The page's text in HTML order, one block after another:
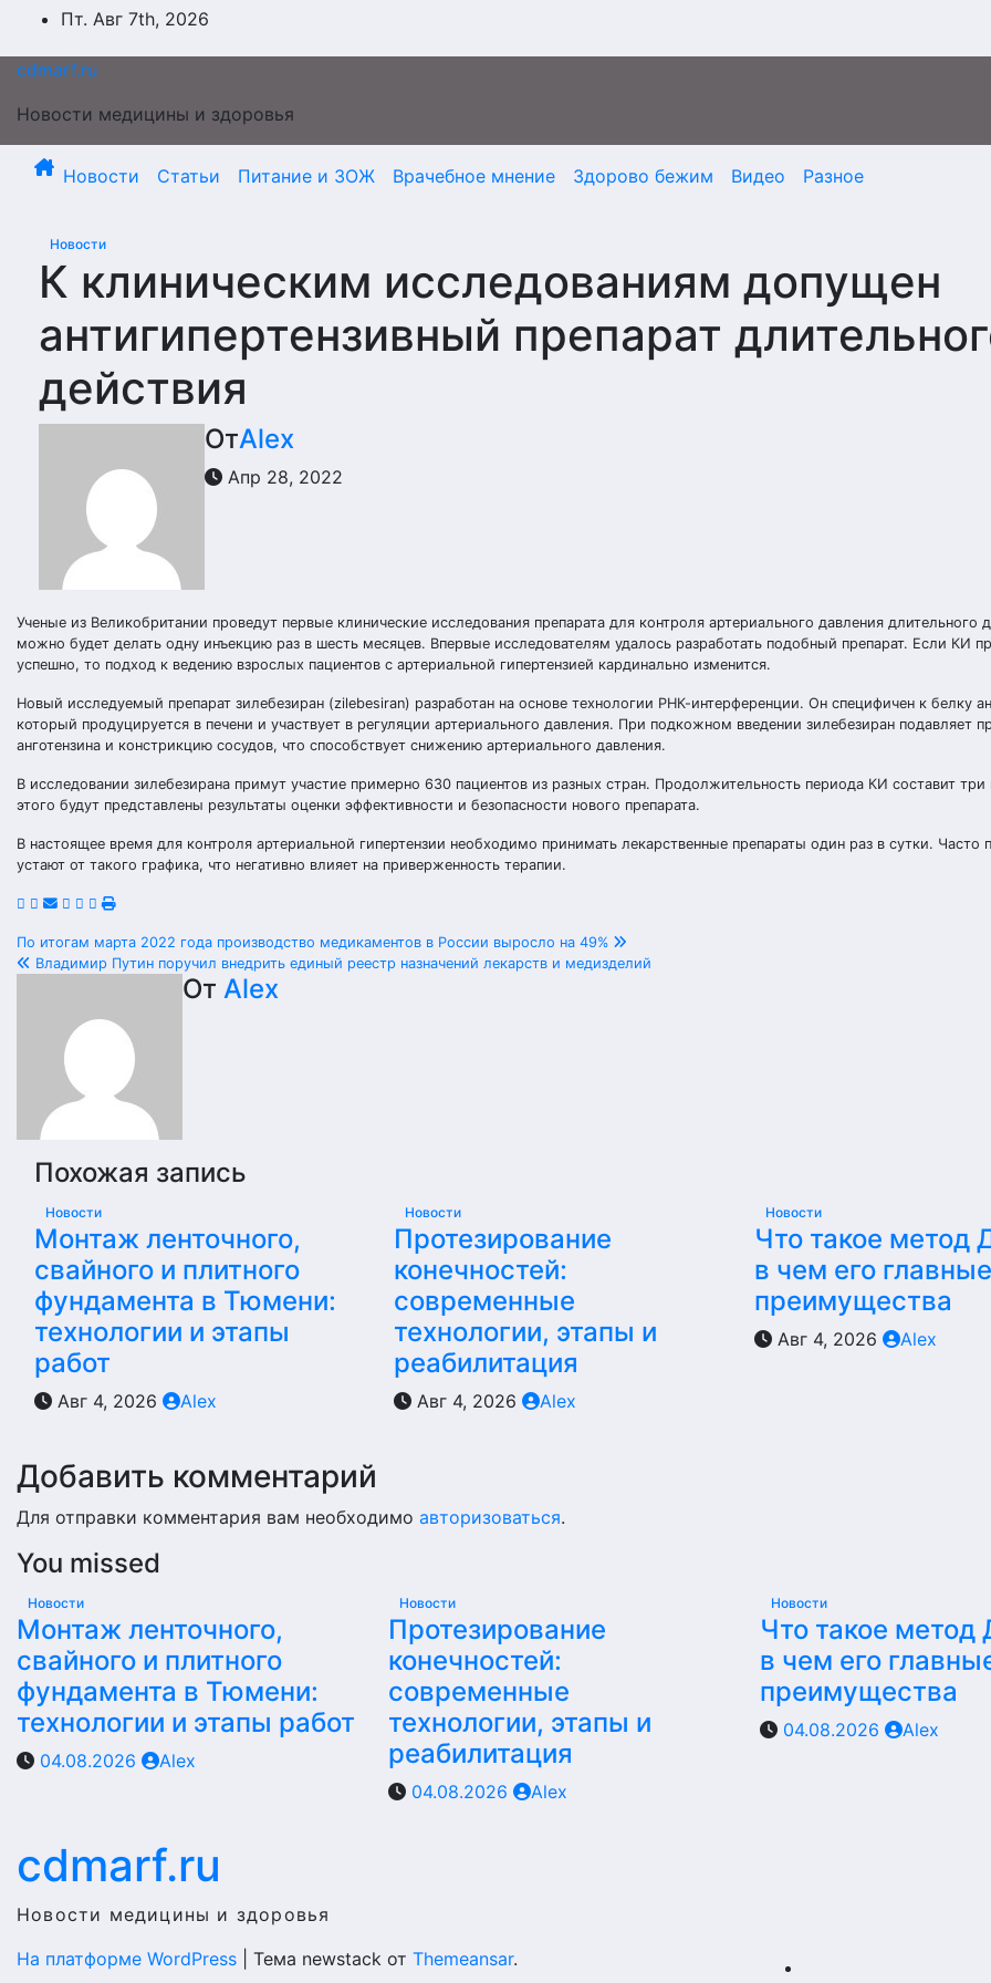
Перейти
содержимому
Пт. Авг 7th, 2026
cdmarf.ru
Новости медицины и здоровья
Новости Статьи Питание и ЗОЖ Врачебное мнение Здорово бежим Видео Разное
Новости
К клиническим исследованиям допущен
антигипертензивный препарат
действия
ОтAlex
Апр 28, 2022
Ученые из Великобритании проведут первые клинические исследования препарата для контроля артериального давления длительного
можно будет делать одну инъекцию раз в шесть месяцев. Впервые исследователям удалось разработать подобный препарат. Если КИ
успешно, то подход к ведению взрослых пациентов с артериальной гипертензией кардинально изменится.
Новый исследуемый препарат зилебезиран (zilebesiran) разработан на основе технологии РНК-интерференции. Он специфичен к белку
который продуцируется в печени и участвует в регуляции артериального давления. При подкожном введении зилебезиран подавляет
анготензина и констрикцию сосудов, что способствует снижению артериального давления.
В исследовании зилебезирана примут участие примерно 630 пациентов из разных стран. Продолжительность периода КИ составит три
этого будут представлены результаты оценки эффективности и безопасности нового препарата.
В настоящее время для контроля артериальной гипертензии необходимо принимать лекарственные препараты один раз в сутки. Часто
устают от такого графика, что негативно влияет на приверженность терапии.
Навигация
записям
По итогам марта 2022 года производство медикаментов в России выросло на 49%
Владимир Путин поручил внедрить единый реестр назначений лекарств и медизделий
От Alex
Похожая запись
Новости
Монтаж ленточного,
свайного и плитного
фундамента в Тюмени:
технологии и этапы
работ
Авг 4, 2026 Alex
Новости
Протезирование
конечностей:
современные
технологии, этапы и
реабилитация
Авг 4, 2026 Alex
Новости
Что такое метод
в чем его главные
преимущества
Авг 4, 2026 Alex
Добавить комментарий
Для отправки комментария вам необходимо авторизоваться.
You missed
Новости
Монтаж ленточного,
свайного и плитного
фундамента в Тюмени:
технологии и этапы работ
04.08.2026 Alex
Новости
Протезирование
конечностей:
современные
технологии, этапы и
реабилитация
04.08.2026 Alex
Новости
Что такое
в чем его
преимущества
04.08.2026 Alex
cdmarf.ru
Новости медицины и здоровья
На платформе WordPress
Тема newstack от Themeansar.